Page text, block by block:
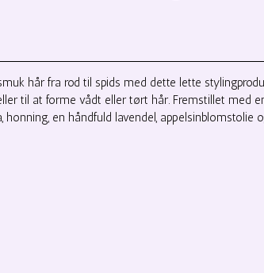
hår fra rod til spids med dette lette
til at forme vådt eller tørt hår. Fremstillet med
en håndfuld lavendel, appelsinblomstolie
hår